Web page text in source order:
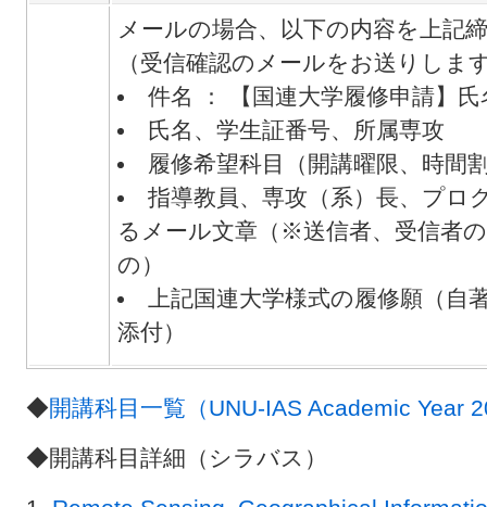
メールの場合、以下の内容を上記
（受信確認のメールをお送りし
件名 ： 【国連大学履修申請】
氏名、学生証番号、所属専攻
履修希望科目（開講曜限、時間
指導教員、専攻（系）長、プロ
るメール文章（※送信者、受信者
の）
上記国連大学様式の履修願（
添付）
◆開講科目一覧（UNU-IAS Academic Year
◆開講科目詳細（シラバス）